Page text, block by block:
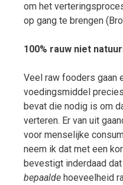
om het
op gang te brengen
100% rauw niet
Veel raw fooders gaan
voedingsmiddel
bevat die nodig is om
verteren. Er van uit
voor menselijke
neem ik dat met een
bevestigt inderdaad
bepaalde hoeveelheid